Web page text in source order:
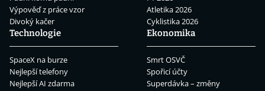
Výpověď z práce vzor
Divoký kačer
Atletika 2026
Cyklistika 2026
Technologie
SpaceX na burze
Nejlepší telefony
Nejlepší AI zdarma
Ekonomika
Smrt OSVČ
Spořicí účty
Superdávka – změny